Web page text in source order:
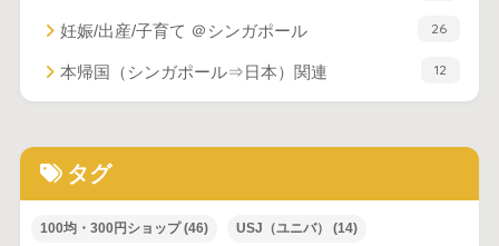
妊娠/出産/子育て ＠シンガポール 26
本帰国（シンガポール⇒日本）関連 12
タグ
100均・300円ショップ(46) USJ（ユニバ） (14)